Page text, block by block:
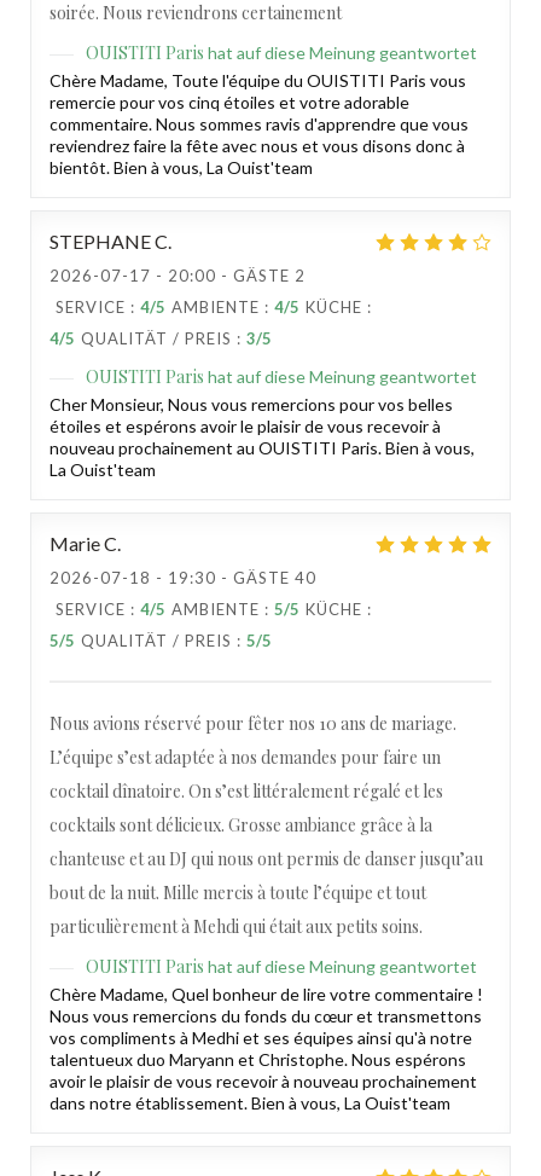
soirée. Nous reviendrons certainement
OUISTITI Paris hat auf diese Meinung geantwortet
Chère Madame, Toute l'équipe du OUISTITI Paris vous
remercie pour vos cinq étoiles et votre adorable
commentaire. Nous sommes ravis d'apprendre que vous
reviendrez faire la fête avec nous et vous disons donc à
bientôt. Bien à vous, La Ouist'team
STEPHANEC
2026-07-17 - 20:00 - GÄSTE 2
SERVICE : 4/5 AMBIENTE : 4/5 KÜCHE :
4/5 QUALITÄT / PREIS : 3/5
OUISTITI Paris hat auf diese Meinung geantwortet
Cher Monsieur, Nous vous remercions pour vos belles
étoiles et espérons avoir le plaisir de vous recevoir à
nouveau prochainement au OUISTITI Paris. Bien à vous,
La Ouist'team
MarieC
2026-07-18 - 19:30 - GÄSTE 40
SERVICE : 4/5 AMBIENTE : 5/5 KÜCHE :
5/5 QUALITÄT / PREIS : 5/5
Nous avions réservé pour fêter nos 10 ans de mariage.
L’équipe s’est adaptée à nos demandes pour faire un
cocktail dînatoire. On s’est littéralement régalé et les
cocktails sont délicieux. Grosse ambiance grâce à la
chanteuse et au DJ qui nous ont permis de danser jusqu’au
bout de la nuit. Mille mercis à toute l’équipe et tout
particulièrement à Mehdi qui était aux petits soins.
OUISTITI Paris hat auf diese Meinung geantwortet
Chère Madame, Quel bonheur de lire votre commentaire !
Nous vous remercions du fonds du cœur et transmettons
vos compliments à Medhi et ses équipes ainsi qu'à notre
talentueux duo Maryann et Christophe. Nous espérons
avoir le plaisir de vous recevoir à nouveau prochainement
dans notre établissement. Bien à vous, La Ouist'team